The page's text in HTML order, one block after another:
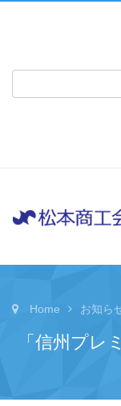
Home お知ら
「信州プレ